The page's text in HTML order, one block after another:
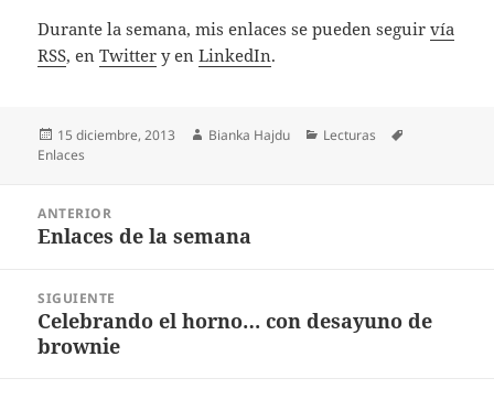
Durante la semana, mis enlaces se pueden seguirvía
RSS, enTwitter y enLinkedIn.
Publicado
el
15 diciembre, 2013 Autor
Bianka Hajdu Categorías
Lecturas
Enlaces
entradas
ANTERIOR
Entrada
Enlaces de la semana
SIGUIENTE
Entrada
siguiente:
Celebrando el horno… con desayuno de
brownie